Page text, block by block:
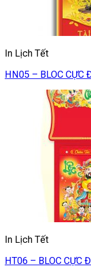
In Lịch Tết
HN05 – BLOC CỰC
In Lịch Tết
HT06 – BLOC CỰC